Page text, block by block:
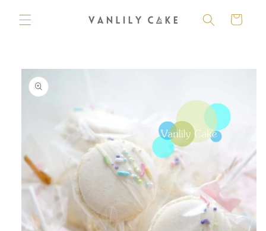
容
物
略過產
品資訊